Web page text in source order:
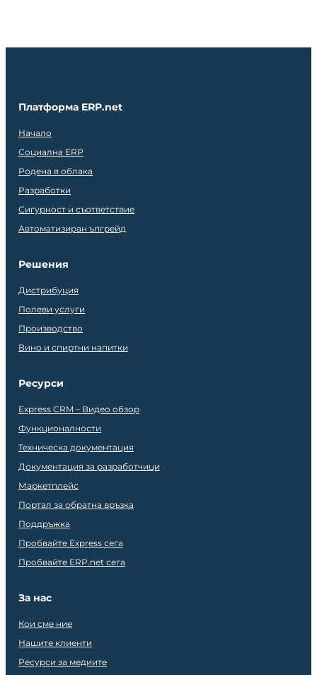
Платформа ERP.net
Начало
Социална ERP
Родена в облака
Разработки
Сигурност и съответствие
Автоматизиран ъпгрейд
Решения
Дистрибуция
Полеви услуги
Производство
Вино и спиртни напитки
Ресурси
Express CRM – Видео обзор
Функционалности
Техническа документация
Документация за разработчици
Маркетплейс
Портал за обратна връзка
Поддръжка
Пробвайте Express сега
Пробвайте ERP.net сега
За нас
Кои сме ние
Нашите клиенти
Ресурси за медиите